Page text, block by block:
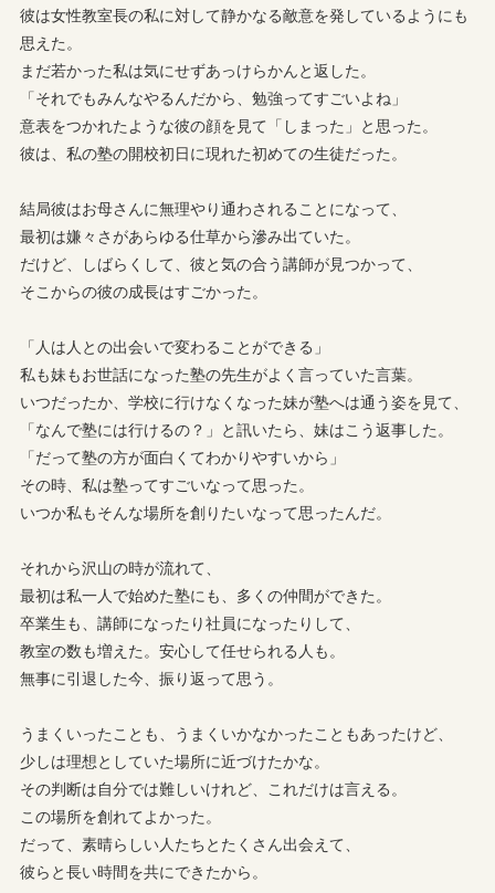
彼は女性教室長の私に対して静かなる敵意を発しているようにも
思えた。
まだ若かった私は気にせずあっけらかんと返した。
「それでもみんなやるんだから、勉強ってすごいよね」
意表をつかれたような彼の顔を見て「しまった」と思った。
彼は、私の塾の開校初日に現れた初めての生徒だった。
結局彼はお母さんに無理やり通わされることになって、
最初は嫌々さがあらゆる仕草から滲み出ていた。
だけど、しばらくして、彼と気の合う講師が見つかって、
そこからの彼の成長はすごかった。
「人は人との出会いで変わることができる」
私も妹もお世話になった塾の先生がよく言っていた言葉。
いつだったか、学校に行けなくなった妹が塾へは通う姿を見て、
「なんで塾には行けるの？」と訊いたら、妹はこう返事した。
「だって塾の方が面白くてわかりやすいから」
その時、私は塾ってすごいなって思った。
いつか私もそんな場所を創りたいなって思ったんだ。
それから沢山の時が流れて、
最初は私一人で始めた塾にも、多くの仲間ができた。
卒業生も、講師になったり社員になったりして、
教室の数も増えた。安心して任せられる人も。
無事に引退した今、振り返って思う。
うまくいったことも、うまくいかなかったこともあったけど、
少しは理想としていた場所に近づけたかな。
その判断は自分では難しいけれど、これだけは言える。
この場所を創れてよかった。
だって、素晴らしい人たちとたくさん出会えて、
彼らと長い時間を共にできたから。